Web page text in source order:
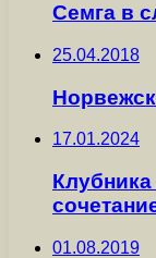
Семга в
25.04.2018
17.01.2024
01.08.2019